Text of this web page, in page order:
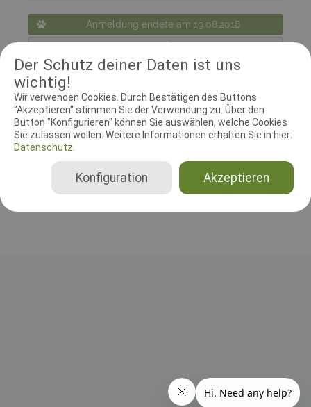
Der Schutz deiner Daten ist uns
wichtig!
Wir verwenden Cookies. Durch Bestätigen des Buttons
"Akzeptieren" stimmen Sie der Verwendung zu. Über den
Button "Konfigurieren" können Sie auswählen, welche Cookies
Sie zulassen wollen. Weitere Informationen erhalten Sie in hier:
Datenschutz.
Akzeptieren
Konfiguration
Anmeldung endete am 19.08.2018
Teilnehmerinformation:
UHP - lukket stisystem. Væsentest klokken 09:00
RICHTER UND HELFER
Bisher wurden noch keine Richter oder Helfer eingetragen!